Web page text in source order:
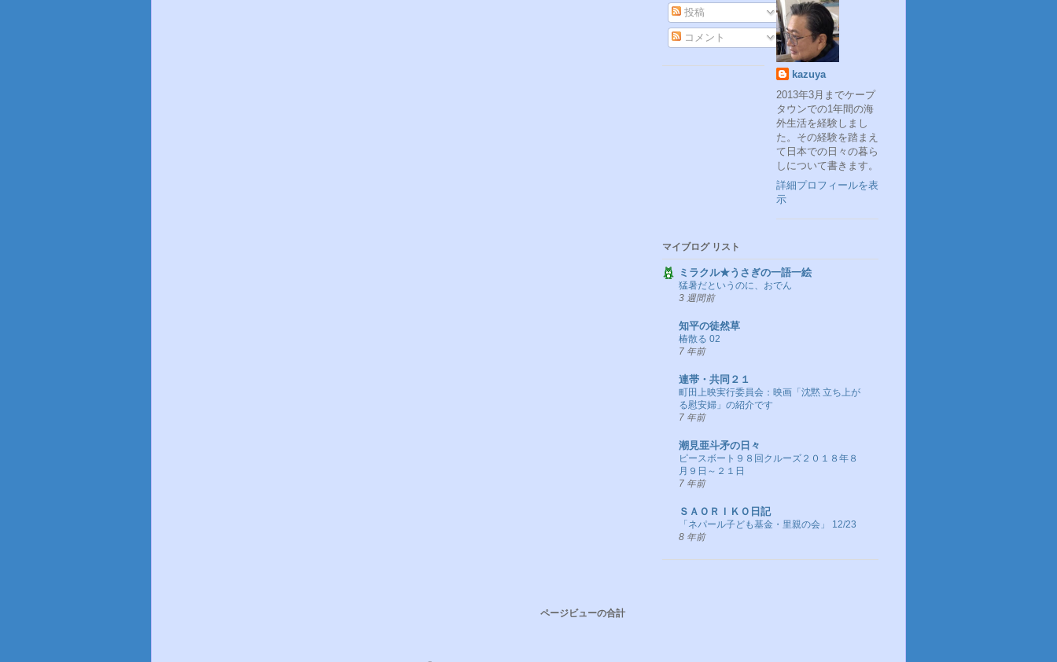
投稿
コメント
kazuya
2013年3月までケープ
タウンでの1年間の海
外生活を経験しまし
た。その経験を踏まえ
て日本での日々の暮ら
しについて書きます。
詳細プロフィールを表
示
マイブログ リスト
ミラクル★うさぎの一語一絵
猛暑だというのに、おでん
3 週間前
知平の徒然草
椿散る 02
7 年前
連帯・共同２１
町田上映実行委員会：映画「沈黙 立ち上が
る慰安婦」の紹介です
7 年前
潮見亜斗矛の日々
ピースボート９８回クルーズ２０１８年８
月９日～２１日
7 年前
ＳＡＯＲＩＫＯ日記
「ネパール子ども基金・里親の会」 12/23
8 年前
ページビューの合計